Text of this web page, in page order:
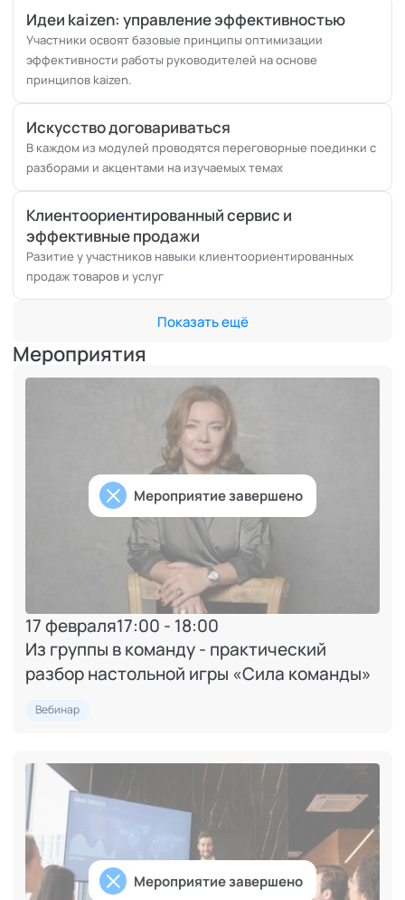
Идеи kaizen: управление эффективностью
Участники освоят базовые принципы оптимизации
эффективности работы руководителей на основе
принципов kaizen.
Искусство договариваться
В каждом из модулей проводятся переговорные поединки с
разборами и акцентами на изучаемых темах
Клиентоориентированный сервис и
эффективные продажи
Разитие у участников навыки клиентоориентированных
продаж товаров и услуг
Показать ещё
Мероприятия
Мероприятие завершено
17 февраля17:00 - 18:00
Из группы в команду - практический
разбор настольной игры «Сила команды»
Вебинар
Мероприятие завершено